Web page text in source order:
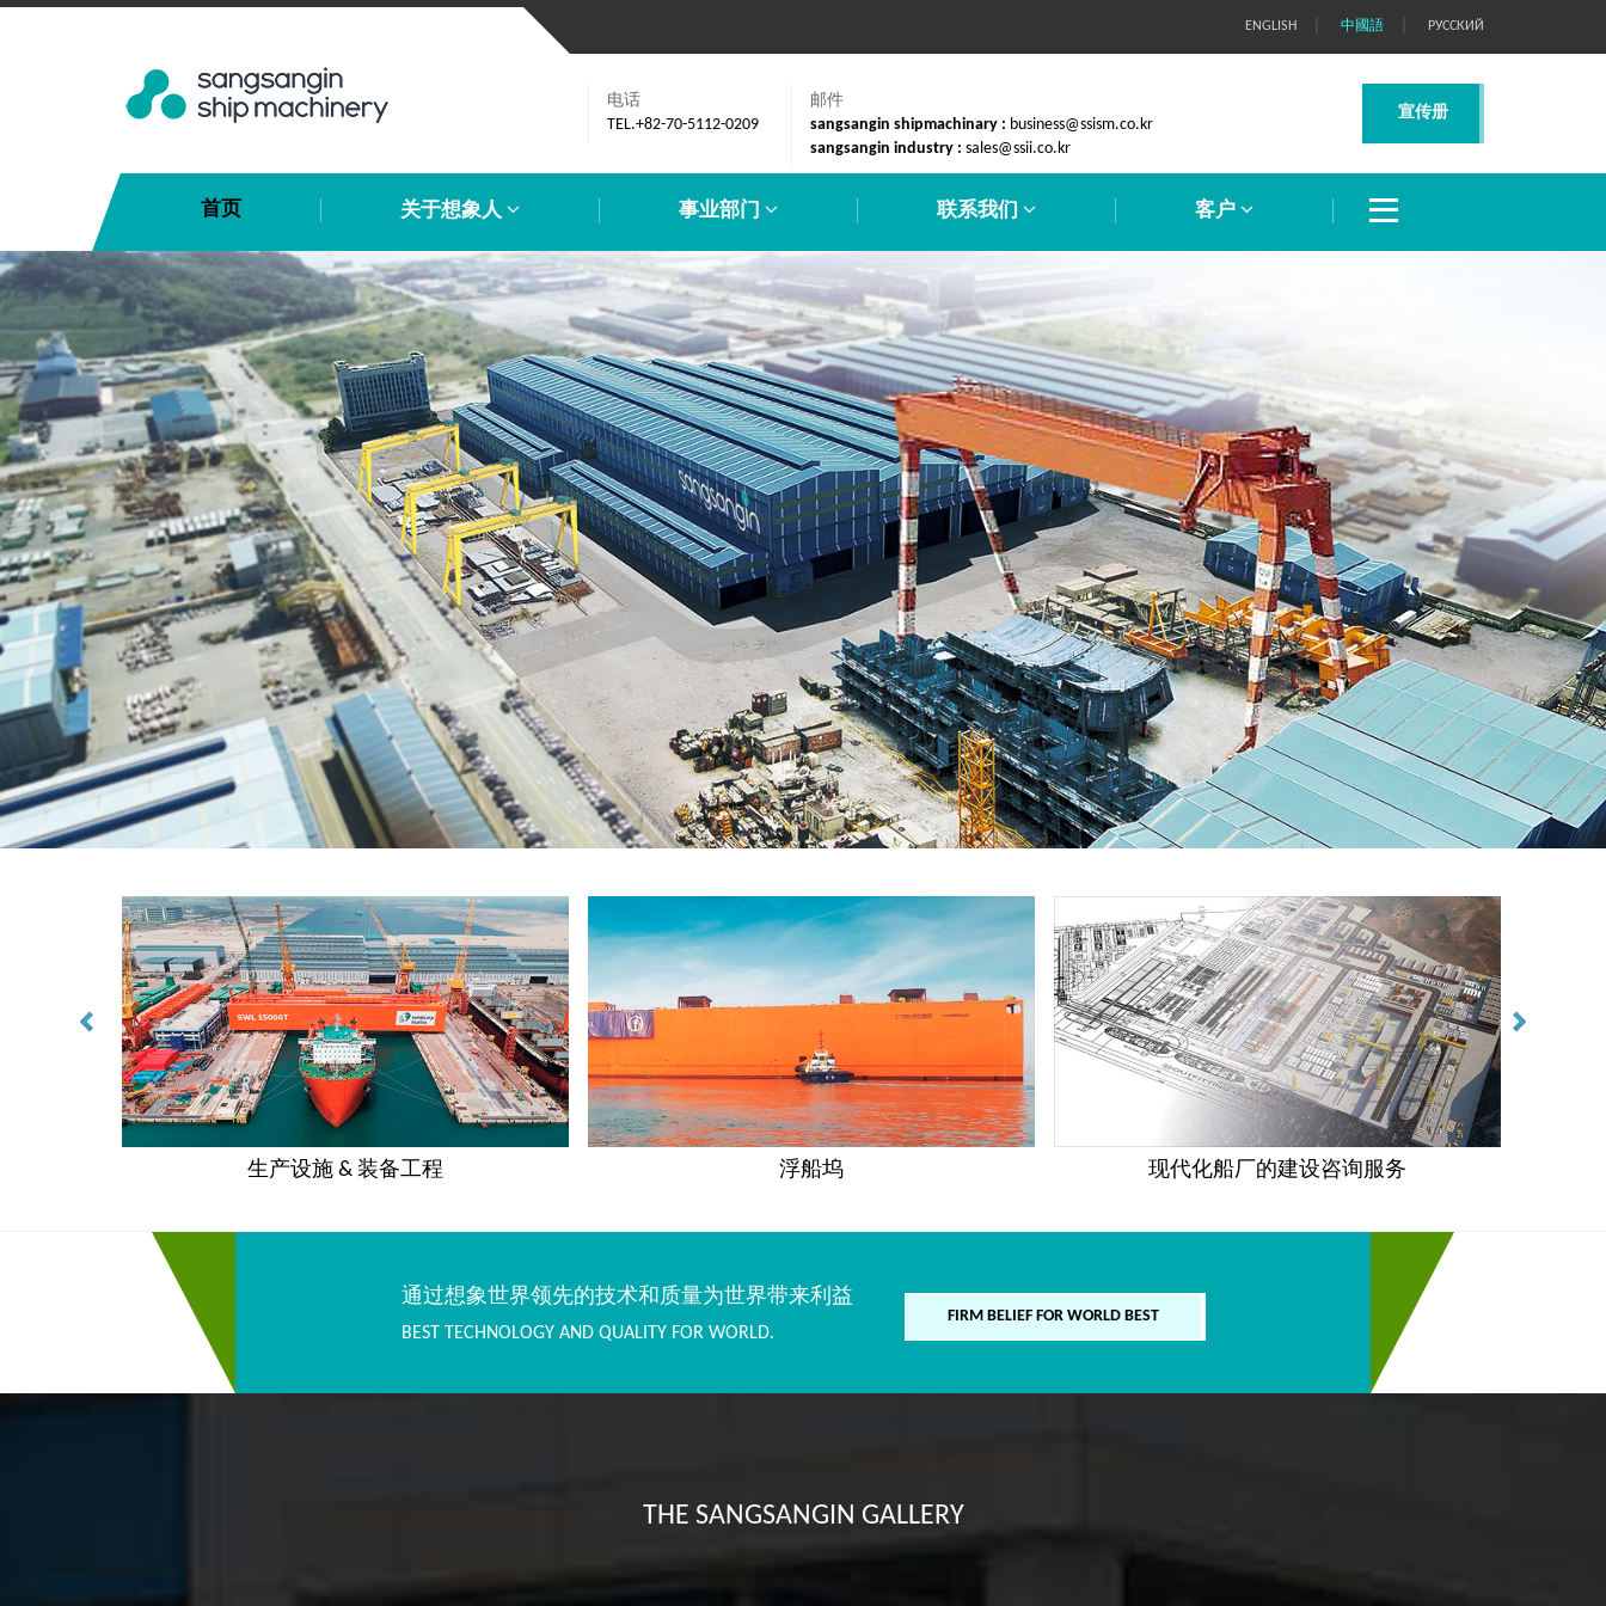
ENGLISH 中國語 РУССКИЙ
电话
TEL.+82-70-5112-0209
邮件
sangsangin shipmachinary : business@ssism.co.kr
sangsangin industry : sales@ssii.co.kr
宣传册
首页 关于想象人 事业部门 联系我们 客户
生产设施 & 装备工程 浮船坞 现代化船厂的建设咨询服务
通过想象世界领先的技术和质量为世界带来利益
BEST TECHNOLOGY AND QUALITY FOR WORLD.
FIRM BELIEF FOR WORLD BEST
THE SANGSANGIN GALLERY